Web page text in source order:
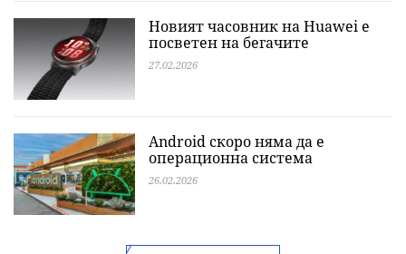
Новият часовник на Huawei е
посветен на бегачите
27.02.2026
Android скоро няма да е
операционна система
26.02.2026